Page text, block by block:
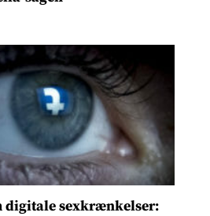
digitale sexkrænkelser: